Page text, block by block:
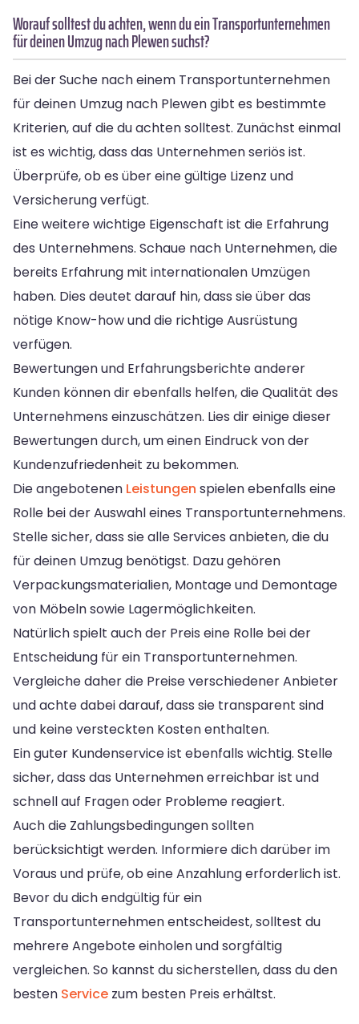
Worauf solltest du achten, wenn du ein Transportunternehmen
für deinen Umzug nach Plewen suchst?
Bei der Suche nach einem Transportunternehmen
für deinen Umzug nach Plewen gibt es bestimmte
Kriterien, auf die du achten solltest. Zunächst einmal
ist es wichtig, dass das Unternehmen seriös ist.
Überprüfe, ob es über eine gültige Lizenz und
Versicherung verfügt.
Eine weitere wichtige Eigenschaft ist die Erfahrung
des Unternehmens. Schaue nach Unternehmen, die
bereits Erfahrung mit internationalen Umzügen
haben. Dies deutet darauf hin, dass sie über das
nötige Know-how und die richtige Ausrüstung
verfügen.
Bewertungen und Erfahrungsberichte anderer
Kunden können dir ebenfalls helfen, die Qualität des
Unternehmens einzuschätzen. Lies dir einige dieser
Bewertungen durch, um einen Eindruck von der
Kundenzufriedenheit zu bekommen.
Die angebotenen Leistungen spielen ebenfalls eine
Rolle bei der Auswahl eines Transportunternehmens.
Stelle sicher, dass sie alle Services anbieten, die du
für deinen Umzug benötigst. Dazu gehören
Verpackungsmaterialien, Montage und Demontage
von Möbeln sowie Lagermöglichkeiten.
Natürlich spielt auch der Preis eine Rolle bei der
Entscheidung für ein Transportunternehmen.
Vergleiche daher die Preise verschiedener Anbieter
und achte dabei darauf, dass sie transparent sind
und keine versteckten Kosten enthalten.
Ein guter Kundenservice ist ebenfalls wichtig. Stelle
sicher, dass das Unternehmen erreichbar ist und
schnell auf Fragen oder Probleme reagiert.
Auch die Zahlungsbedingungen sollten
berücksichtigt werden. Informiere dich darüber im
Voraus und prüfe, ob eine Anzahlung erforderlich ist.
Bevor du dich endgültig für ein
Transportunternehmen entscheidest, solltest du
mehrere Angebote einholen und sorgfältig
vergleichen. So kannst du sicherstellen, dass du den
besten Service zum besten Preis erhältst.